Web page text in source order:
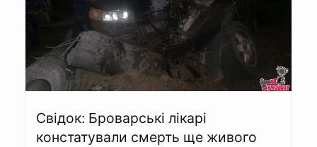
Свідок: Броварські лікарі
констатували смерть ще живого